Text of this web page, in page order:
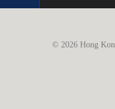
© 2026 Hong